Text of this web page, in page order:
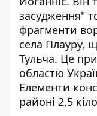
засудження"
фрагменти
села Плауру,
Тульча. Це
областю
Елементи
районі 2,5